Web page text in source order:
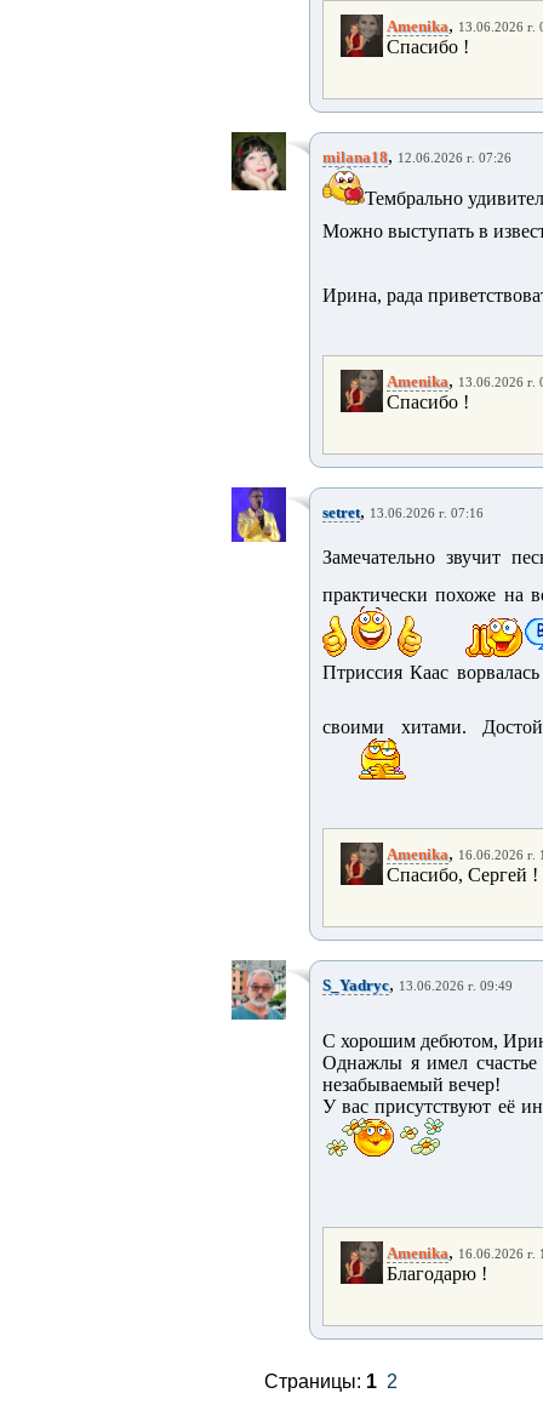
Amenika, 13.06.2026 г.
Спасибо !
milana18, 12.06.2026 г. 07:26
Тембрально
Можно выступать в
Ирина, рада
Amenika, 13.06.2026 г.
Спасибо !
setret, 13.06.2026 г. 07:16
Замечательно звучит
практически похоже на
Птриссия Каас
своими хитами.
Amenika, 16.06.2026 г.
Спасибо, Сергей !
S_Yadryc, 13.06.2026 г. 09:49
С хорошим дебютом,
Однажлы я имел
незабываемый вечер!
У вас присутствуют её
Amenika, 16.06.2026 г.
Благодарю !
Страницы: 1 2